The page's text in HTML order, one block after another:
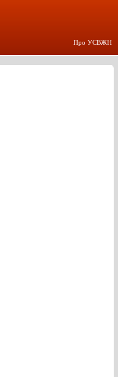
Про УСВЖН